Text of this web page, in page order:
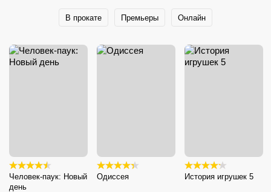
В прокате Премьеры Онлайн
Человек-паук: Новый
день
Одиссея История игрушек 5